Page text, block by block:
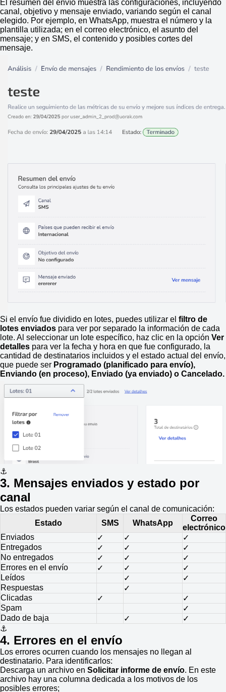
El resumen del envío muestra las configuraciones, incluyendo
canal, objetivo y mensaje enviado, variando según el canal
elegido. Por ejemplo, en WhatsApp, muestra el número y la
plantilla utilizada; en el correo electrónico, el asunto del
mensaje; y en SMS, el contenido y posibles cortes del
mensaje.
Si el envío fue dividido en lotes, puedes utilizar el filtro de
lotes enviados para ver por separado la información de cada
lote. Al seleccionar un lote específico, haz clic en la opción Ver
detalles para ver la fecha y hora en que fue configurado, la
cantidad de destinatarios incluidos y el estado actual del envío,
que puede ser Programado (planificado para envío),
Enviando (en proceso), Enviado (ya enviado) o Cancelado.
⚓
3. Mensajes enviados y estado por
canal
Los estados pueden variar según el canal de comunicación:
Estado
SMS WhatsApp
Correo
electrónico
Enviados
✓ ✓
✓
Entregados
✓ ✓
✓
No entregados
✓ ✓
✓
Errores en el envío
✓ ✓
✓
Leídos
✓
✓
Respuestas
✓
Clicadas
✓
✓
Spam
✓
Dado de baja
✓
✓
⚓
4. Errores en el envío
Los errores ocurren cuando los mensajes no llegan al
destinatario. Para identificarlos:
Descarga un archivo en Solicitar informe de envío. En este
archivo hay una columna dedicada a los motivos de los
posibles errores;